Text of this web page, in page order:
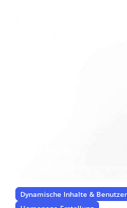
Preiswert, übersichtlich,
Dynamische Inhalte &